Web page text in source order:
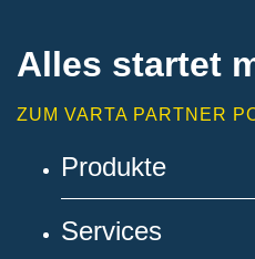
Alles startet
ZUM VARTA PARTNER
Produkte
Services